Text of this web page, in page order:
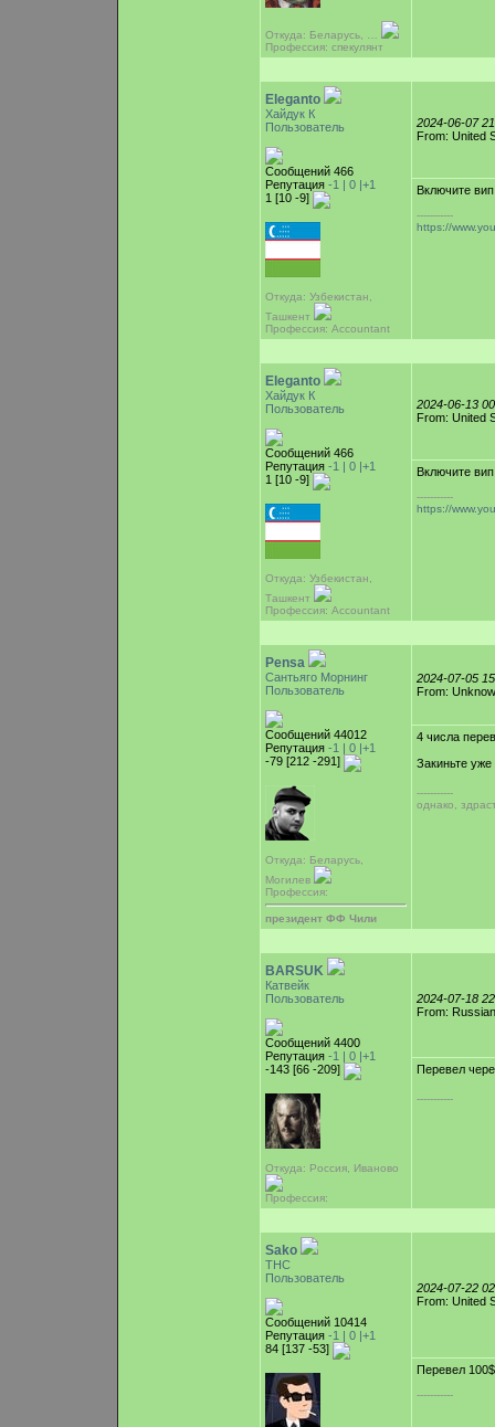
Откуда: Беларусь, …
Профессия: спекулянт
Eleganto
Хайдук К
Пользователь
Сообщений 466
Репутация -1 | 0 |+1
1 [10 -9]
Откуда: Узбекистан,
Ташкент
Профессия: Accountant
2024-06-07
From: United
Включите
-----------
https://
Eleganto
Хайдук К
Пользователь
Сообщений 466
Репутация -1 | 0 |+1
1 [10 -9]
Откуда: Узбекистан,
Ташкент
Профессия: Accountant
2024-06-13
From: United
Включите
-----------
https://
Pensa
Сантьяго Морнинг
Пользователь
Сообщений 44012
Репутация -1 | 0 |+1
-79 [212 -291]
Откуда: Беларусь,
Могилев
Профессия:
президент ФФ Чили
2024-07-05
From:
4 числа
Закиньте
-----------
однако,
BARSUK
Катвейк
Пользователь
Сообщений 4400
Репутация -1 | 0 |+1
-143 [66 -209]
Откуда: Россия, Иваново
Профессия:
2024-07-18
From:
Перевел
-----------
Sako
ТНС
Пользователь
Сообщений 10414
Репутация -1 | 0 |+1
84 [137 -53]
2024-07-22
From: United
Перевел
-----------